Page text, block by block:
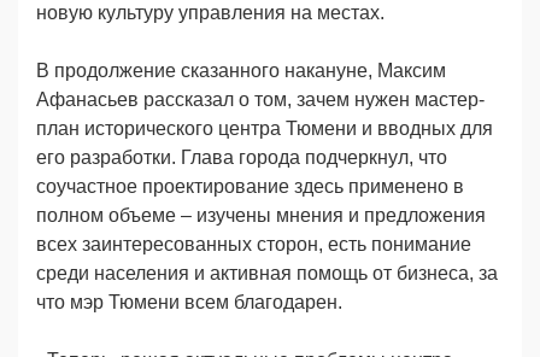
новую культуру управления на местах.
В продолжение сказанного накануне, Максим
Афанасьев рассказал о том, зачем нужен мастер-
план исторического центра Тюмени и вводных для
его разработки. Глава города подчеркнул, что
соучастное проектирование здесь применено в
полном объеме – изучены мнения и предложения
всех заинтересованных сторон, есть понимание
среди населения и активная помощь от бизнеса, за
что мэр Тюмени всем благодарен.